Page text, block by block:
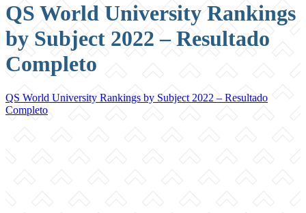
QS World University Rankings
by Subject 2022 – Resultado
Completo
QS World University Rankings by Subject 2022 – Resultado
Completo